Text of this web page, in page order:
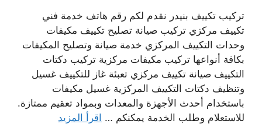
تركيب تكييف بنيدر نقدم لكم رقم هاتف خدمة فني
تكييف مركزي تركيب صيانة تصليح تكييف مكيفات
وحدات التكييف المركزي خدمة صيانة وتصليح المكيفات
بكافة أنواعها تركيب مكيفات مركزية تركيب دكتات
التكييف صيانة تكييف مركزي تعبئة غاز للتكييف غسيل
وتنظيف دكتات التكييف المركزية غسيل مكيفات
باستخدام أحدث الأجهزة والمعدات وبمواد تعقيم ممتازة.
للاستعلام وطلب الخدمة يمكنكم … اقرأ المزيد